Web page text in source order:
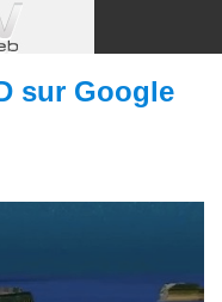
sur Google